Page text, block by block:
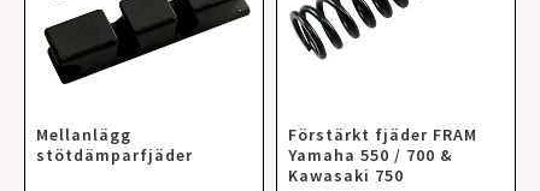
Mellanlägg
stötdämparfjäder
Förstärkt fjäder FRAM
Yamaha 550 / 700 &
Kawasaki 750